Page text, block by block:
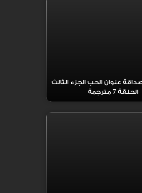
عنوان الحب الجزء الثالث
الحلقة 7 مترجمة